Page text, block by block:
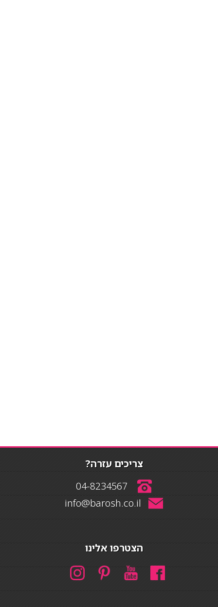
צריכים עזרה?
04-8234567
info@barosh.co.il
הצטרפו אלינו